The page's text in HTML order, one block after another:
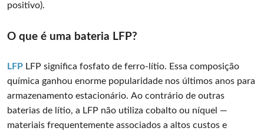
positivo).
O que é uma bateria LFP?
LFP LFP significa fosfato de ferro-lítio. Essa composição
química ganhou enorme popularidade nos últimos anos para
armazenamento estacionário. Ao contrário de outras
baterias de lítio, a LFP não utiliza cobalto ou níquel —
materiais frequentemente associados a altos custos e